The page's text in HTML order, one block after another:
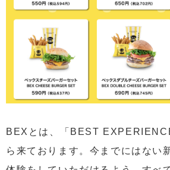
BEXとは、「BEST
ら来ております。今までにはない